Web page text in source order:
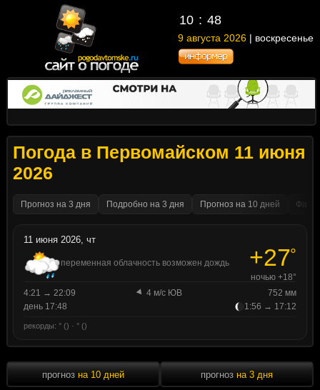
10 48
9 августа 2026 | воскресенье
Погода в Первомайском 11 июня
2026
Прогноз на 3 дня Подробно на 3 дня Прогноз на 10 дней
11 июня 2026, чт
переменная облачность возможен дождь +27°
ночью +18°
4:21 → 22:09
4 м/с ЮВ
752 мм
день 17:48
1:56 → 17:12
рекорды: ° () · ° ()
прогноз на 10 дней прогноз на 3 дня